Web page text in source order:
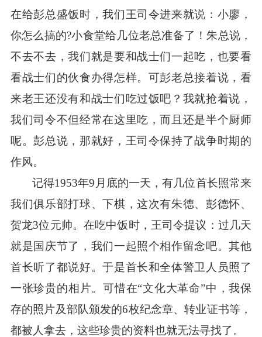
在给彭总盛饭时，我们王司令进来就说：小廖，
你怎么搞的?小食堂给几位老总准备了！朱总说，
不去不去，我们就是要和战士们一起吃，也要看
看战士们的伙食办得怎样。可彭老总接着说，看
来老王还没有和战士们吃过饭吧？我就抢着说，
我们司令不但经常在这里吃，而且还是半个厨师
呢。彭总说，那就好，王司令保持了战争时期的
作风。
记得1953年9月底的一天，有几位首长照常来
我们俱乐部打球、下棋，这次有朱德、彭德怀、
贺龙3位元帅。在吃中饭时，王司令提议：过几天
就是国庆节了，我们一起照个相作留念吧。其他
首长听了都说好。于是首长和全体警卫人员照了
一张珍贵的相片。可惜在“文化大革命”中，我保
存的照片及部队颁发的6枚纪念章、转业证书等，
都被人拿去，这些珍贵的资料也就无法寻找了。